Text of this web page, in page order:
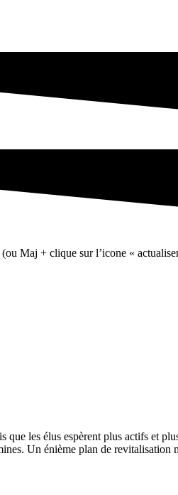
Maj + clique sur l’icone «
que les élus espèrent plus actifs et
Un énième plan de revitalisation